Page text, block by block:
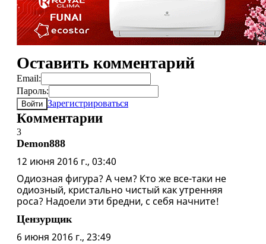
Оставить комментарий
Email:
Пароль:
Войти Зарегистрироваться
Комментарии
3
Demon888
12 июня 2016 г., 03:40
Одиозная фигура? А чем? Кто же все-таки не
одиозный, кристально чистый как утренняя
роса? Надоели эти бредни, с себя начните!
Цензурщик
6 июня 2016 г., 23:49